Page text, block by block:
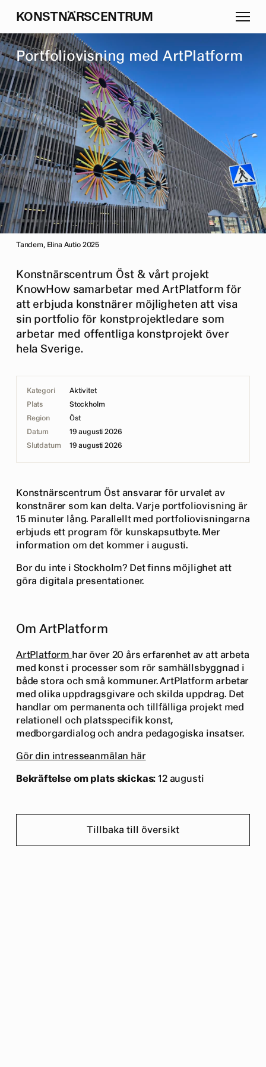
KONSTNÄRSCENTRUM
Portfoliovisning med ArtPlatform
Tandem, Elina Autio 2025
Konstnärscentrum Öst & vårt projekt
KnowHow samarbetar med ArtPlatform för
att erbjuda konstnärer möjligheten att visa
sin portfolio för konstprojektledare som
arbetar med offentliga konstprojekt över
hela Sverige.
Kategori
Aktivitet
Plats
Stockholm
Region
Öst
Datum
19 augusti 2026
Slutdatum
19 augusti 2026
Konstnärscentrum Öst ansvarar för urvalet av
konstnärer som kan delta. Varje portfoliovisning är
15 minuter lång. Parallellt med portfoliovisningarna
erbjuds ett program för kunskapsutbyte. Mer
information om det kommer i augusti.
Bor du inte i Stockholm? Det finns möjlighet att
göra digitala presentationer.
Om ArtPlatform
ArtPlatform har över 20 års erfarenhet av att arbeta
med konst i processer som rör samhällsbyggnad i
både stora och små kommuner. ArtPlatform arbetar
med olika uppdragsgivare och skilda uppdrag. Det
handlar om permanenta och tillfälliga projekt med
relationell och platsspecifik konst,
medborgardialog och andra pedagogiska insatser.
Gör din intresseanmälan här
Bekräftelse om plats skickas:12 augusti
Tillbaka till översikt